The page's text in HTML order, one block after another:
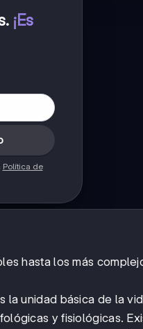
. ¡Es
Política de
hasta los más
unidad básica de la
y fisiológicas.